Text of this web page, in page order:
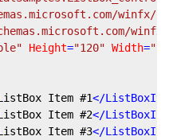
winfx/
winfx/
Height="120" Width=
Item #1</
Item #2</
Item #3</